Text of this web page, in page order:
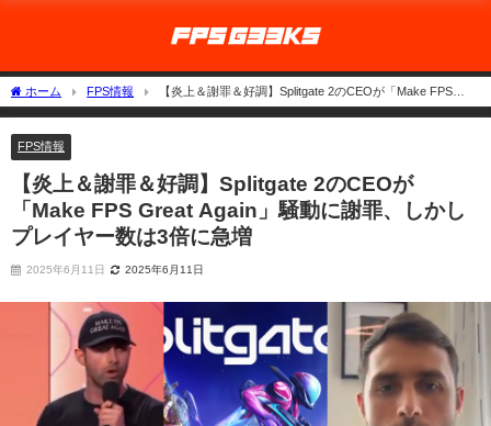
ホーム FPS情報
【炎上＆謝罪＆好調】Splitgate 2のCEOが「Make FPS
Great Again」騒動に謝罪、しかしプレイヤー数は3倍に急増
FPS情報
【炎上＆謝罪＆好調】Splitgate 2のCEOが
「Make FPS Great Again」騒動に謝罪、しかし
プレイヤー数は3倍に急増
2025年6月11日 2025年6月11日